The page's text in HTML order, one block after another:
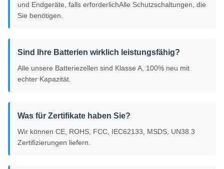
und Endgeräte, falls erforderlichAlle Schutzschaltungen, die
Sie benötigen.
Sind Ihre Batterien wirklich leistungsfähig?
Alle unsere Batteriezellen sind Klasse A, 100% neu mit
echter Kapazität.
Was für Zertifikate haben Sie?
Wir können CE, ROHS, FCC, IEC62133, MSDS, UN38.3
Zertifizierungen liefern.